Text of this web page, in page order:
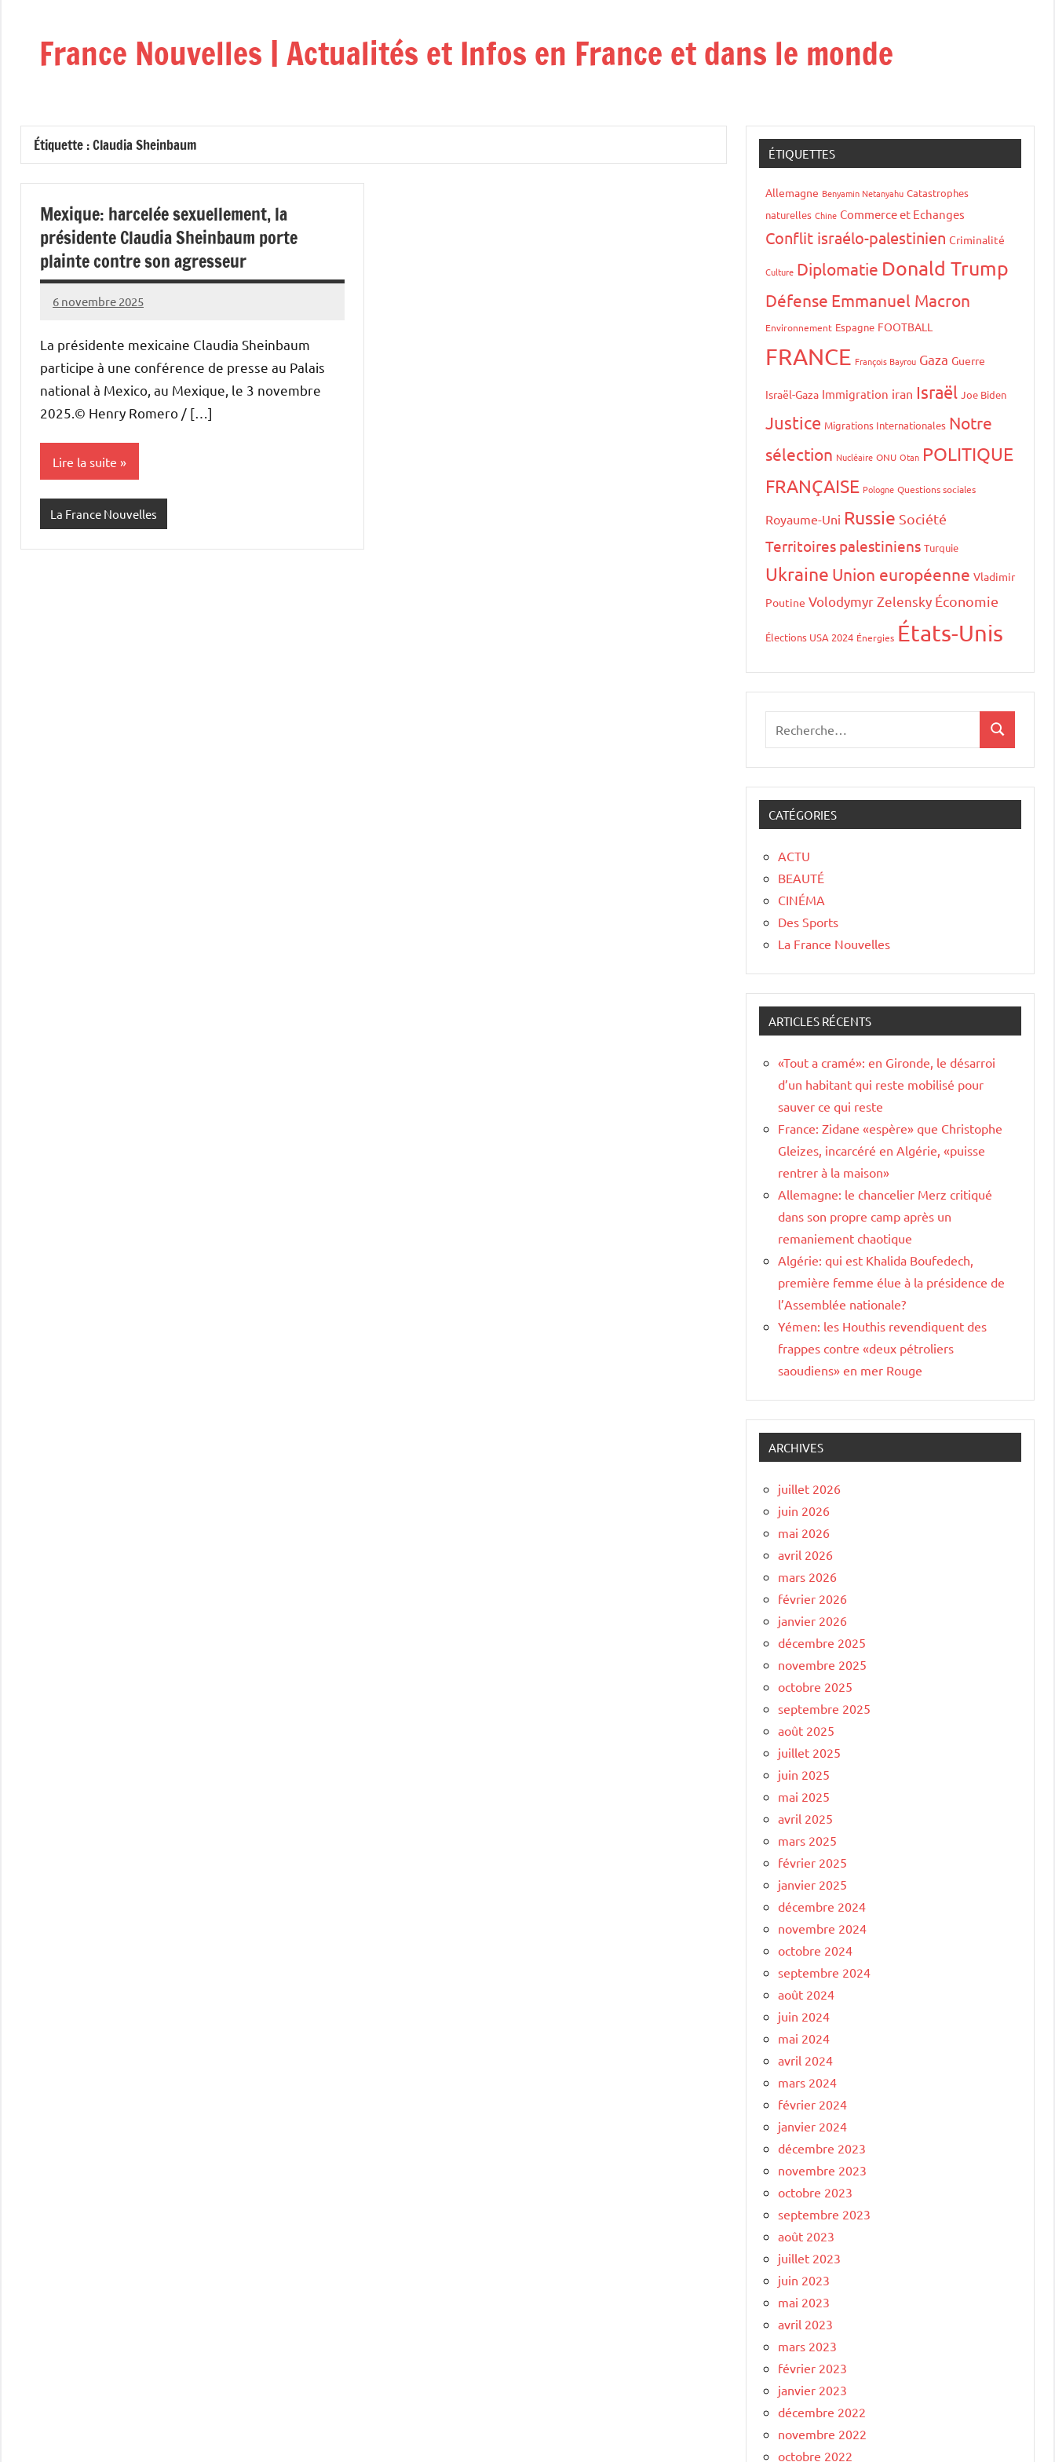
contenuFrance Nouvelles | Actualités et Infos en France et dans le monde
Étiquette :Claudia Sheinbaum
Mexique: harcelée sexuellement, la
présidente Claudia Sheinbaum porte
plainte contre son agresseur
6 novembre 2025
Admins
La présidente mexicaine Claudia Sheinbaum
participe à une conférence de presse au Palais
national à Mexico, au Mexique, le 3 novembre
2025.© Henry Romero / […]
Lire la suite
La France Nouvelles
ÉTIQUETTES
Allemagne Benyamin Netanyahu Catastrophes
naturelles Chine Commerce et Echanges
Conflit israélo-palestinien Criminalité
Culture Diplomatie Donald Trump
Défense Emmanuel Macron
Environnement Espagne FOOTBALL
FRANCE François Bayrou Gaza Guerre
Israël-Gaza Immigration iran Israël Joe Biden
Justice Migrations Internationales Notre
sélection Nucléaire ONU Otan POLITIQUE
FRANÇAISE Pologne Questions sociales
Royaume-Uni Russie Société
Territoires palestiniens Turquie
Ukraine Union européenne Vladimir
Poutine Volodymyr Zelensky Économie
Élections USA 2024 Énergies États-Unis
CATÉGORIES
ACTU
BEAUTÉ
CINÉMA
Des Sports
La France Nouvelles
ARTICLES RÉCENTS
«Tout a cramé»: en Gironde, le désarroi
d’un habitant qui reste mobilisé pour
sauver ce qui reste
France: Zidane «espère» que Christophe
Gleizes, incarcéré en Algérie, «puisse
rentrer à la maison»
Allemagne: le chancelier Merz critiqué
dans son propre camp après un
remaniement chaotique
Algérie: qui est Khalida Boufedech,
première femme élue à la présidence de
l’Assemblée nationale?
Yémen: les Houthis revendiquent des
frappes contre «deux pétroliers
saoudiens» en mer Rouge
ARCHIVES
juillet 2026
juin 2026
mai 2026
avril 2026
mars 2026
février 2026
janvier 2026
décembre 2025
novembre 2025
octobre 2025
septembre 2025
août 2025
juillet 2025
juin 2025
mai 2025
avril 2025
mars 2025
février 2025
janvier 2025
décembre 2024
novembre 2024
octobre 2024
septembre 2024
août 2024
juin 2024
mai 2024
avril 2024
mars 2024
février 2024
janvier 2024
décembre 2023
novembre 2023
octobre 2023
septembre 2023
août 2023
juillet 2023
juin 2023
mai 2023
avril 2023
mars 2023
février 2023
janvier 2023
décembre 2022
novembre 2022
octobre 2022